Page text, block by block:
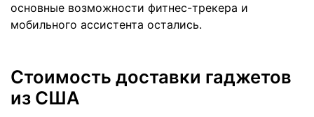
основные возможности фитнес-трекера и
мобильного ассистента остались.
Стоимость доставки гаджетов
из США